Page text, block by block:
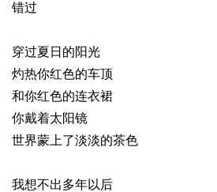
错过
穿过夏日的阳光
灼热你红色的车顶
和你红色的连衣裙
你戴着太阳镜
世界蒙上了淡淡的茶色
我想不出多年以后